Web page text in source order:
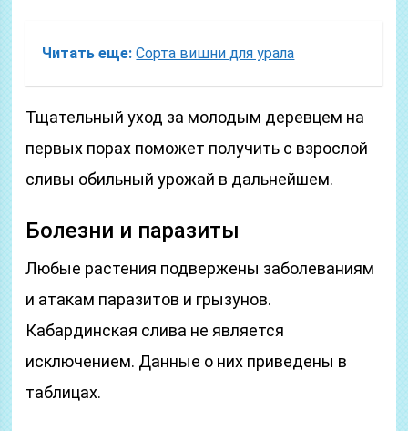
Читать еще: Сорта вишни для урала
Тщательный уход за молодым деревцем на
первых порах поможет получить с взрослой
сливы обильный урожай в дальнейшем.
Болезни и паразиты
Любые растения подвержены заболеваниям
и атакам паразитов и грызунов.
Кабардинская слива не является
исключением. Данные о них приведены в
таблицах.